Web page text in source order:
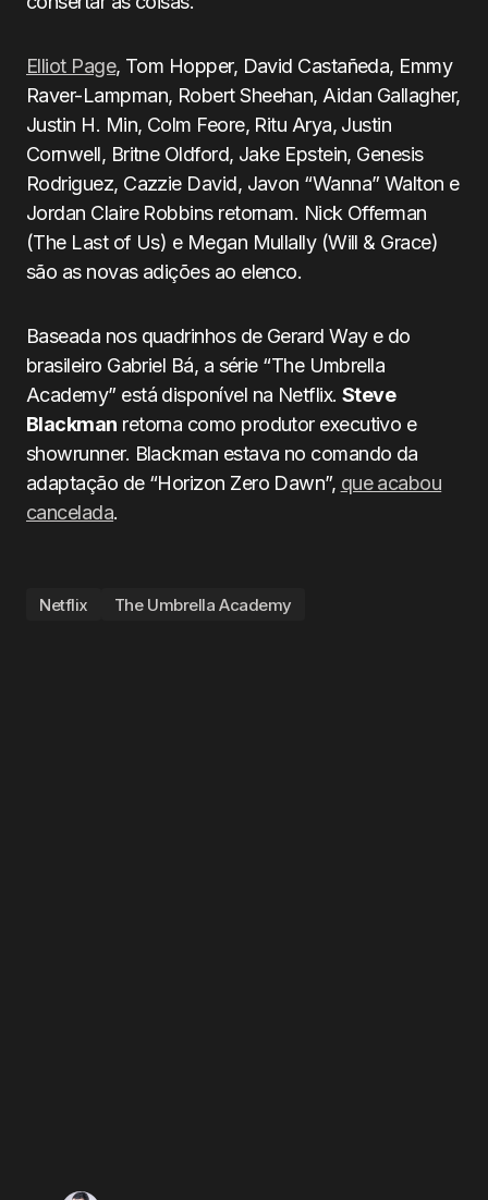
Elliot Page, Tom Hopper, David Castañeda, Emmy
Raver-Lampman, Robert Sheehan, Aidan Gallagher,
Justin H. Min, Colm Feore, Ritu Arya, Justin
Cornwell, Britne Oldford, Jake Epstein, Genesis
Rodriguez, Cazzie David, Javon “Wanna” Walton e
Jordan Claire Robbins retornam. Nick Offerman
(The Last of Us) e Megan Mullally (Will & Grace)
são as novas adições ao elenco.
Baseada nos quadrinhos de Gerard Way e do
brasileiro Gabriel Bá, a série “The Umbrella
Academy” está disponível na Netflix.Steve
Blackman retorna como produtor executivo e
showrunner. Blackman estava no comando da
adaptação de “Horizon Zero Dawn”, que acabou
cancelada.
Netflix The Umbrella Academy